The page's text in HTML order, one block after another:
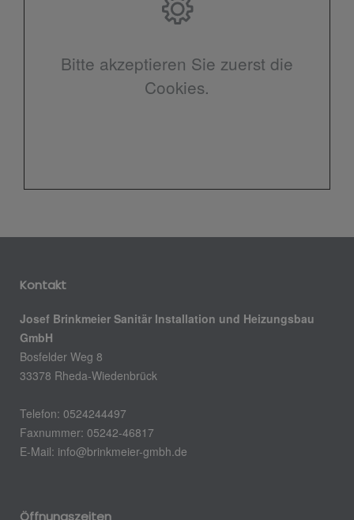
Bitte akzeptieren Sie zuerst die
Cookies.
Kontakt
Josef Brinkmeier Sanitär Installation und Heizungsbau
GmbH
Bosfelder Weg 8
33378 Rheda-Wiedenbrück
Telefon: 0524244497
Faxnummer: 05242-46817
E-Mail: info@brinkmeier-gmbh.de
Öffnungszeiten